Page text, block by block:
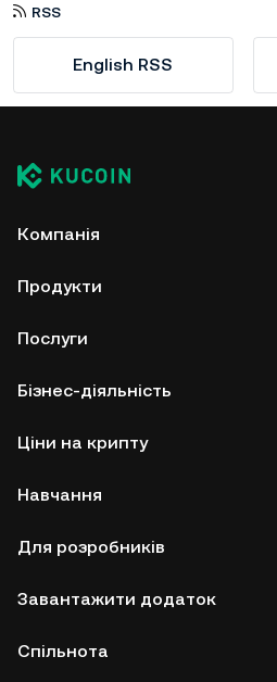
RSS
English RSS
Компанія
Продукти
Послуги
Бізнес-діяльність
Ціни на крипту
Навчання
Для розробників
Завантажити додаток
Спільнота